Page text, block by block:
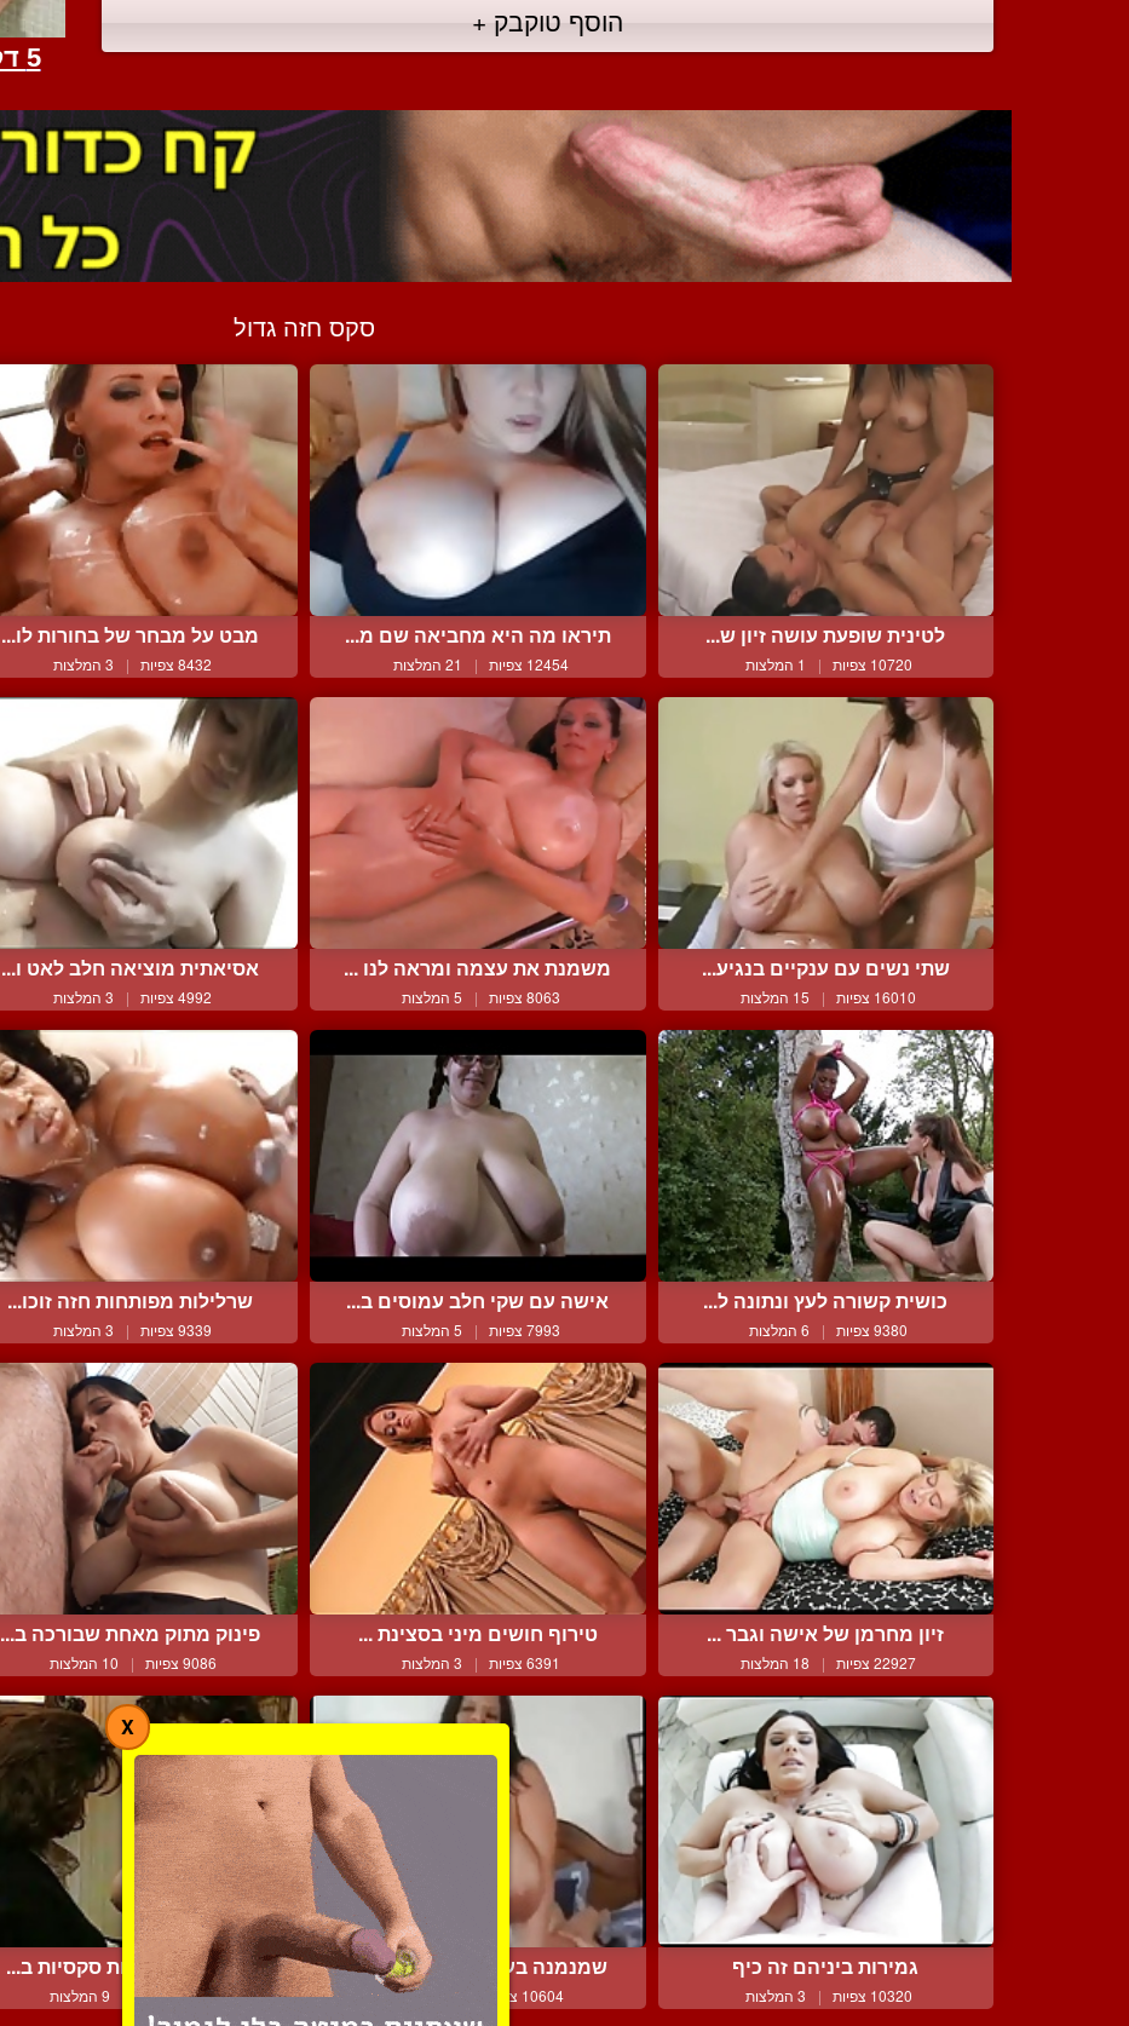
הוסף טוקבק +
סקס חזה גדול
לטינית שופעת עושה זיון ש...
10720 צפיות | 1 המלצות
תיראו מה היא מחביאה שם מ...
12454 צפיות | 21 המלצות
מבט על מבחר של בחורות לו...
8432 צפיות | 3 המלצות
שתי נשים עם ענקיים בנגיע...
16010 צפיות | 15 המלצות
משמנת את עצמה ומראה לנו ...
8063 צפיות | 5 המלצות
אסיאתית מוציאה חלב לאט ו...
4992 צפיות | 3 המלצות
כושית קשורה לעץ ונתונה ל...
9380 צפיות | 6 המלצות
אישה עם שקי חלב עמוסים ב...
7993 צפיות | 5 המלצות
שרלילות מפותחות חזה זוכו...
9339 צפיות | 3 המלצות
זיון מחרמן של אישה וגבר ...
22927 צפיות | 18 המלצות
טירוף חושים מיני בסצינת ...
6391 צפיות | 3 המלצות
פינוק מתוק מאחת שבורכה ב...
9086 צפיות | 10 המלצות
גמירות ביניהם זה כיף
10320 צפיות | 3 המלצות
שמנמנה בעלת ציצי מאסיבי ...
10604 צפיות 2 המלצות
מילפיות צרפתיות סקסיות ב...
15023 צפיות 9 המלצות
X